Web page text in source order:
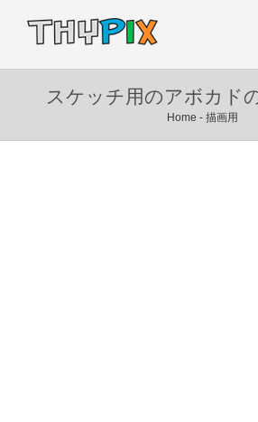
スケッチ用のアボカド
Home - 描画用